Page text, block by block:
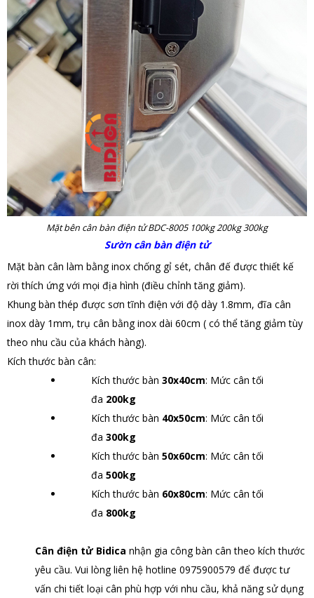
Mặt bên cân bàn điện tử BDC-8005 100kg 200kg 300kg
Sườn cân bàn điện tử
Mặt bàn cân làm bằng inox chống gỉ sét, chân đế được thiết kế
rời thích ứng với mọi địa hình (điều chỉnh tăng giảm).
Khung bàn thép được sơn tĩnh điện với độ dày 1.8mm, đĩa cân
inox dày 1mm, trụ cân bằng inox dài 60cm ( có thể tăng giảm tùy
theo nhu cầu của khách hàng).
Kích thước bàn cân:
Kích thước bàn 30x40cm: Mức cân tối
đa 200kg
Kích thước bàn 40x50cm: Mức cân tối
đa 300kg
Kích thước bàn 50x60cm: Mức cân tối
đa 500kg
Kích thước bàn 60x80cm: Mức cân tối
đa 800kg
Cân điện tử Bidica nhận gia công bàn cân theo kích thước
yêu cầu. Vui lòng liên hệ hotline 0975900579 để được tư
vấn chi tiết loại cân phù hợp với nhu cầu, khả năng sử dụng